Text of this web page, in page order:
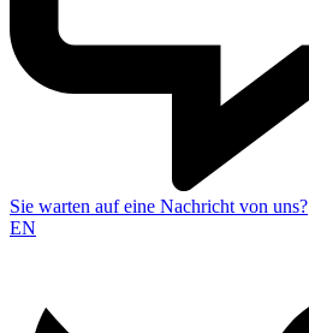
Sie warten auf eine Nachricht von uns?
EN